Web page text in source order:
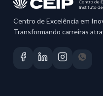
Centro de Excelência em
Transformando carreiras